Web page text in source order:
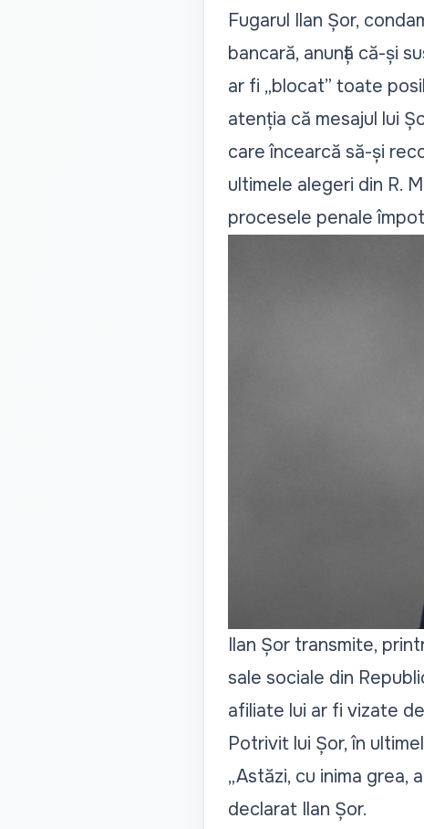
Fugarul Ilan Șor,
bancară, anunță că-și
ar fi „blocat” toate
atenția că mesajul lui
care încearcă să-și
ultimele alegeri din R.
procesele penale
Ilan Șor transmite,
sale sociale din
afiliate lui ar fi vizate
Potrivit lui Șor, în
„Astăzi, cu inima grea,
declarat Ilan Șor.